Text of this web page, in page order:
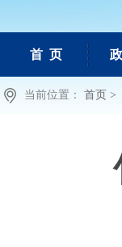
首 页
当前位置： 首页 >